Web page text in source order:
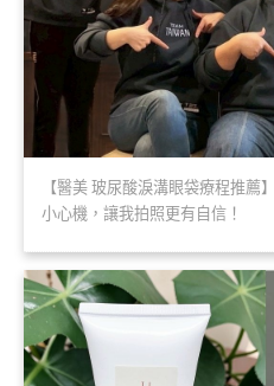
【醫美 玻尿酸淚溝眼袋療程推薦
小心機，讓我拍照更有自信！